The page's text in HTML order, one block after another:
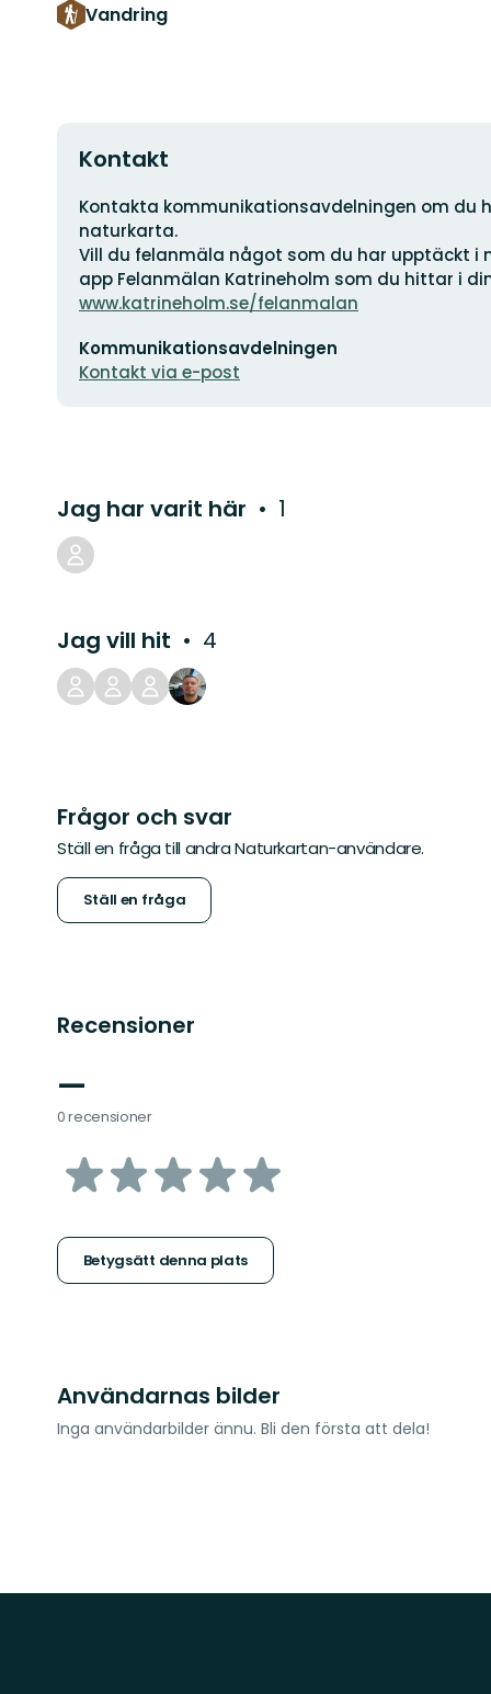
Vandring
Kontakt
Adress
Kontakta kommunikationsavdelningen om du
naturkarta.
Vill du felanmäla något som du har upptäckt i
app Felanmälan Katrineholm som du hittar i
www.katrineholm.se/felanmalan
postadress
Kommunikationsavdelningen
Kontakt via e-post
Jag har varit här 1
Jag vill hit 4
Frågor och svar
Ställ en fråga till andra Naturkartan-användare.
Ställ en fråga
Recensioner
—
0 recensioner
av
stjärnor
Betygsätt denna plats
Användarnas bilder
Inga användarbilder ännu. Bli den första att dela!